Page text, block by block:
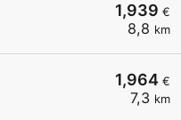
1,939 €
8,8 km
1,964 €
7,3 km